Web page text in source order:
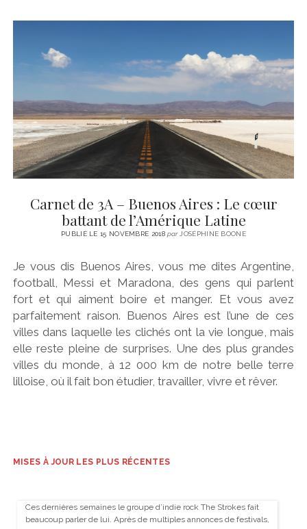
Carnet de 3A – Buenos Aires : Le cœur
battant de l’Amérique Latine
PUBLIÉ LE 15 NOVEMBRE 2018parJOSÉPHINE BOONE
Je vous dis Buenos Aires, vous me dites Argentine,
football, Messi et Maradona, des gens qui parlent
fort et qui aiment boire et manger. Et vous avez
parfaitement raison. Buenos Aires est l’une de ces
villes dans laquelle les clichés ont la vie longue, mais
elle reste pleine de surprises. Une des plus grandes
villes du monde, à 12 000 km de notre belle terre
lilloise, où il fait bon étudier, travailler, vivre et rêver.
MISES À JOUR LES PLUS RÉCENTES
Ces dernières semaines le groupe d’indie rock The Strokes fait
beaucoup parler de lui. Après de multiples annonces de festivals,